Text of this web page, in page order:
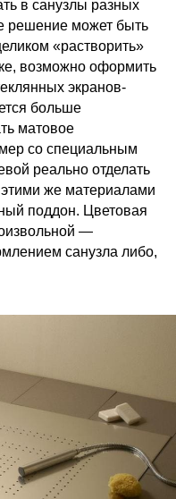
в санузлы разных
решение может быть
«растворить»
возможно оформить
экранов-
больше
матовое
со специальным
реально отделать
же материалами
поддон. Цветовая
—
санузла либо,